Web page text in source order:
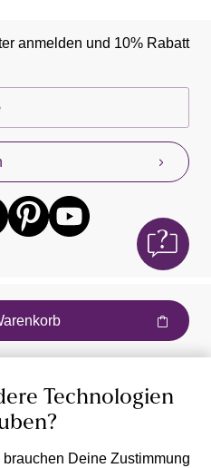
anmelden und 10% Rabatt
Technologien
brauchen Deine Zustimmung